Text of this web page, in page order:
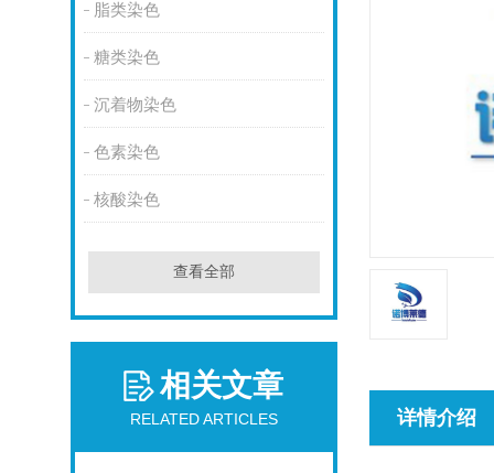
脂类染色
糖类染色
沉着物染色
色素染色
核酸染色
查看全部
相关文章
RELATED ARTICLES 详情介绍